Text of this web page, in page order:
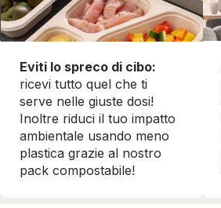
Eviti lo spreco di cibo:
ricevi tutto quel che ti
serve nelle giuste dosi!
Inoltre riduci il tuo impatto
ambientale usando meno
plastica grazie al nostro
pack compostabile!